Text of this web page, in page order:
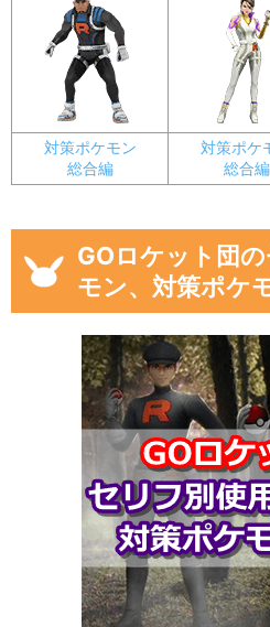
対策ポケモン
総合編
対策ポケ
総合編
GOロケット団
モン、対策ポケ